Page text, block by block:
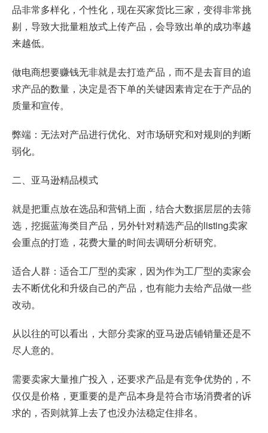
品非常多样化，个性化，现在买家货比三家，变得非常挑
剔，导致大批量粗放式上传产品，会导致出单的成功率越
来越低。
做电商想要赚钱无非就是去打造产品，而不是去盲目的追
求产品的数量，决定是否下单的关键因素肯定在于产品的
质量和宣传。
弊端：无法对产品进行优化、对市场研究和对规则的判断
弱化。
二、亚马逊精品模式
就是把重点放在选品和营销上面，结合大数据层层的去筛
选，挖掘蓝海类目产品，另外针对精选产品的listing卖家
会重点的打造，花费大量的时间去调研分析研究。
适合人群：适合工厂型的卖家，因为作为工厂型的卖家会
去不断优化和升级自己的产品，也有能力去给产品做一些
改动。
从以往的可以看出，大部分卖家的亚马逊店铺销量还是不
尽人意的。
需要卖家大量推广投入，还要求产品是有竞争优势的，不
仅仅是价格，更重要的是产品本身是符合市场消费者的诉
求的，否则就算上去了也没办法稳定住排名。